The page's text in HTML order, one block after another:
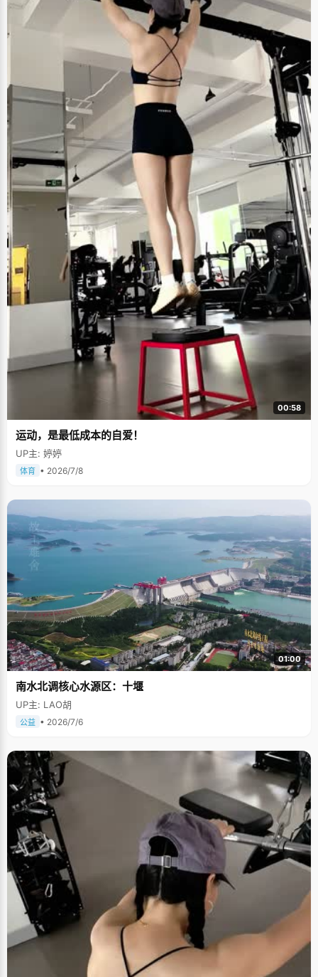
00:58
运动，是最低成本的自爱！
UP主: 婷婷
体育 • 2026/7/8
01:00
南水北调核心水源区：十堰
UP主: LAO胡
公益 • 2026/7/6